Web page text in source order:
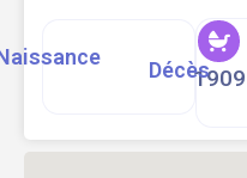
1909
Décès